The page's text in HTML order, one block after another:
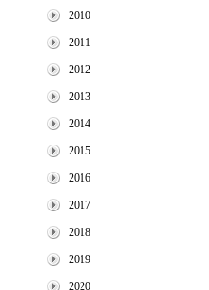
2010
2011
2012
2013
2014
2015
2016
2017
2018
2019
2020